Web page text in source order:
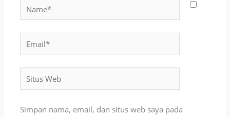
Email*
Situs
Web
Simpan nama, email, dan situs web saya pada